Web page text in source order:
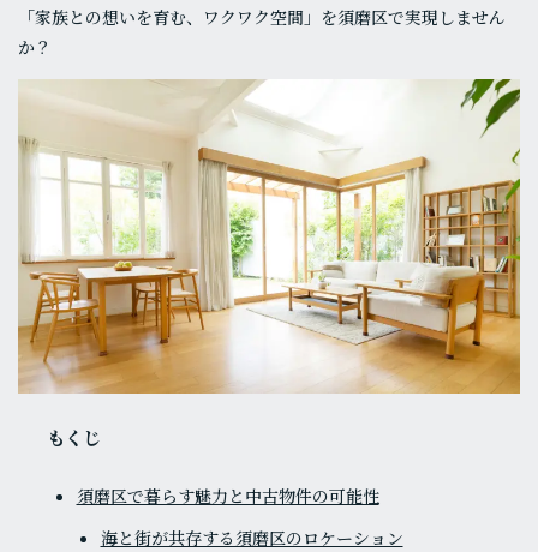
「家族との想いを育む、ワクワク空間」を須磨区で実現しません
か？
もくじ
須磨区で暮らす魅力と中古物件の可能性
海と街が共存する須磨区のロケーション